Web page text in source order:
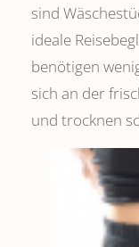
sind
ideale
benötigen
sich an der
und trocknen